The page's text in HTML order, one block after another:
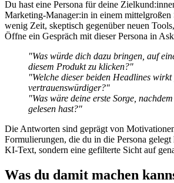
Du hast eine Persona für deine
Marketing-Manager:in in einem mittelgroßen
wenig Zeit, skeptisch gegenüber neuen
Öffne ein Gespräch mit dieser Persona in
"Was würde dich dazu bringen, auf
diesem Produkt zu klicken?"
"Welche dieser beiden Headlines
vertrauenswürdiger?"
"Was wäre deine erste Sorge,
gelesen hast?"
Die Antworten sind geprägt von
Formulierungen, die du in die Persona
KI-Text, sondern eine gefilterte Sicht auf
Was du damit machen